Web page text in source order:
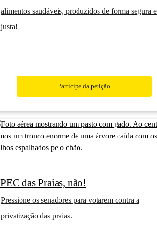
alimentos saudáveis, produzidos de forma segura e
justa!
Participe da petição
PEC das Praias, não!
Pressione os senadores para votarem contra a
privatização das praias.